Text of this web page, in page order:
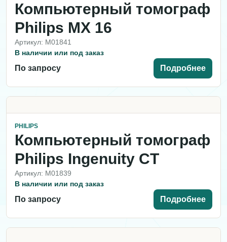
Компьютерный томограф
Philips MX 16
Артикул: M01841
В наличии или под заказ
По запросу Подробнее
PHILIPS
Компьютерный томограф
Philips Ingenuity CT
Артикул: M01839
В наличии или под заказ
По запросу Подробнее